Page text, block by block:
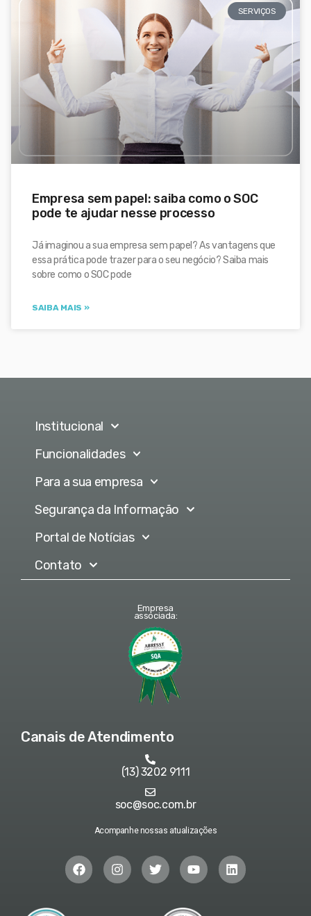
SERVIÇOS
Empresa sem papel: saiba como o SOC
pode te ajudar nesse processo
Já imaginou a sua empresa sem papel? As vantagens que
essa prática pode trazer para o seu negócio? Saiba mais
sobre como o SOC pode
SAIBA MAIS »
Institucional
Funcionalidades
Para a sua empresa
Segurança da Informação
Portal de Notícias
Contato
Empresa
associada:
Canais de Atendimento
(13) 3202 9111
soc@soc.com.br
Acompanhe nossas atualizações